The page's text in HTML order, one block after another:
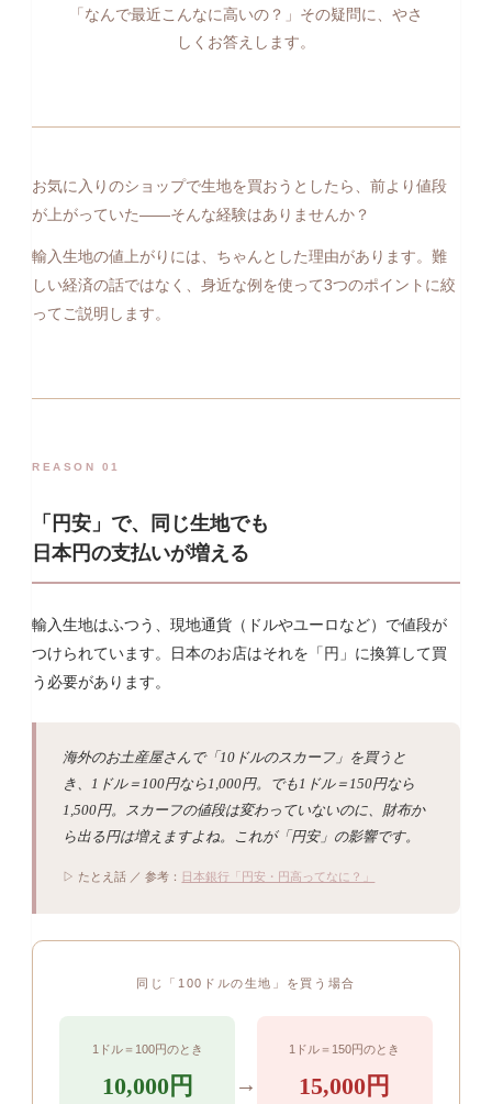
「なんで最近こんなに高いの？」その疑問に、やさ
しくお答えします。
お気に入りのショップで生地を買おうとしたら、前より値段
が上がっていた——そんな経験はありませんか？
輸入生地の値上がりには、ちゃんとした理由があります。難
しい経済の話ではなく、身近な例を使って3つのポイントに絞
ってご説明します。
REASON 01
「円安」で、同じ生地でも
日本円の支払いが増える
輸入生地はふつう、現地通貨（ドルやユーロなど）で値段が
つけられています。日本のお店はそれを「円」に換算して買
う必要があります。
海外のお土産屋さんで「10ドルのスカーフ」を買うと
き、1ドル＝100円なら1,000円。でも1ドル＝150円なら
1,500円。スカーフの値段は変わっていないのに、財布か
ら出る円は増えますよね。これが「円安」の影響です。
▷ たとえ話 ／ 参考： 日本銀行「円安・円高ってなに？」
同じ「100ドルの生地」を買う場合
1ドル＝100円のとき
10,000円 →
1ドル＝150円のとき
15,000円